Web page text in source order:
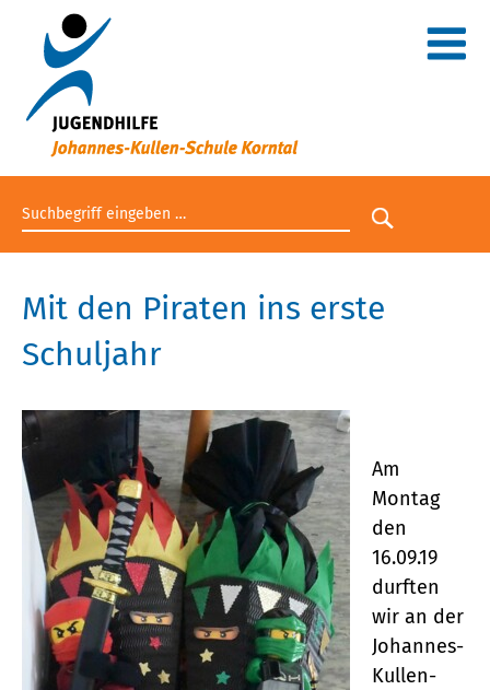
Suchbegriff eingeben
Suche
Mit den Piraten ins erste
Schuljahr
Am
Montag
den
16.09.19
durften
wir an der
Johannes-
Kullen-